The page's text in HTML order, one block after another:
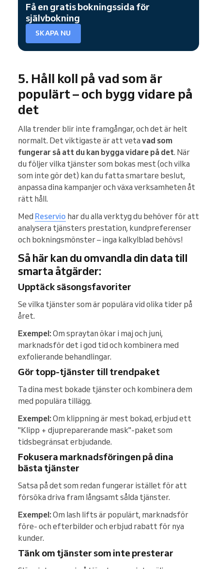
Få en gratis bokningssida för
självbokning
SKAPA NU
5. Håll koll på vad som är
populärt – och bygg vidare på
det
Alla trender blir inte framgångar, och det är helt
normalt. Det viktigaste är att veta vad som
fungerar så att du kan bygga vidare på det. När
du följer vilka tjänster som bokas mest (och vilka
som inte gör det) kan du fatta smartare beslut,
anpassa dina kampanjer och växa verksamheten åt
rätt håll.
Med Reservio har du alla verktyg du behöver för att
analysera tjänsters prestation, kundpreferenser
och bokningsmönster – inga kalkylblad behövs!
Så här kan du omvandla din data till
smarta åtgärder:
Upptäck säsongsfavoriter
Se vilka tjänster som är populära vid olika tider på
året.
Exempel:Om spraytan ökar i maj och juni,
marknadsför det i god tid och kombinera med
exfolierande behandlingar.
Gör topp-tjänster till trendpaket
Ta dina mest bokade tjänster och kombinera dem
med populära tillägg.
Exempel:Om klippning är mest bokad, erbjud ett
"Klipp + djupreparerande mask"-paket som
tidsbegränsat erbjudande.
Fokusera marknadsföringen på dina
bästa tjänster
Satsa på det som redan fungerar istället för att
försöka driva fram långsamt sålda tjänster.
Exempel:Om lash lifts är populärt, marknadsför
före- och efterbilder och erbjud rabatt för nya
kunder.
Tänk om tjänster som inte presterar